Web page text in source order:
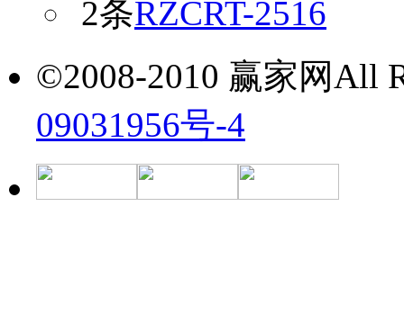
2条RZCRT-2516
©2008-2010 赢家网All
09031956号-4